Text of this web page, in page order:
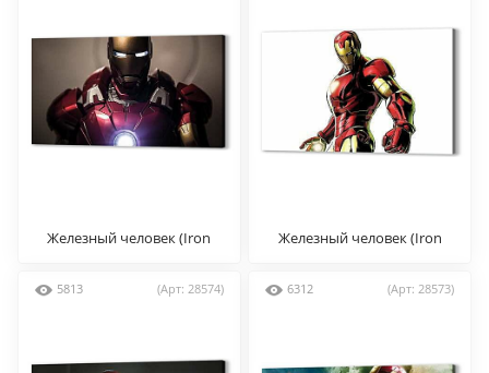
Железный человек (Iron
Железный человек (Iron
5813 (Арт: 28574) 6312 (Арт: 28573)